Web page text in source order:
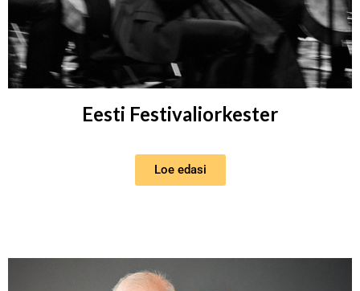
Eesti Festivaliorkester
Loe edasi